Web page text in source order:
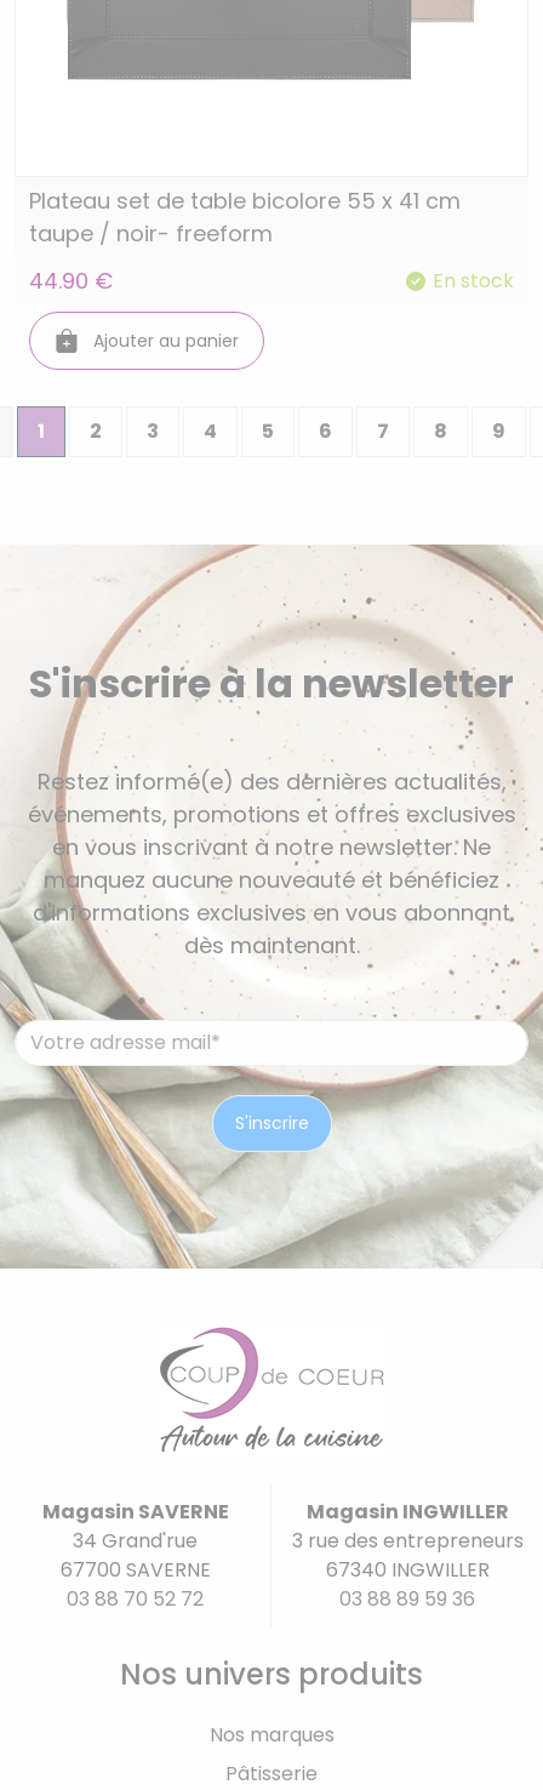
Plateau set de table bicolore 55 x 41 cm
taupe / noir- freeform
44.90 €
En stock
Ajouter au panier
1 2 3 4 5 6 7 8 9
S'inscrire à la newsletter
Restez informé(e) des dernières actualités,
événements, promotions et offres exclusives
en vous inscrivant à notre newsletter. Ne
manquez aucune nouveauté et bénéficiez
d'informations exclusives en vous abonnant
dès maintenant.
Magasin SAVERNE
34 Grand'rue
67700 SAVERNE
03 88 70 52 72
Magasin INGWILLER
3 rue des entrepreneurs
67340 INGWILLER
03 88 89 59 36
Nos univers produits
Nos marques
Pâtisserie